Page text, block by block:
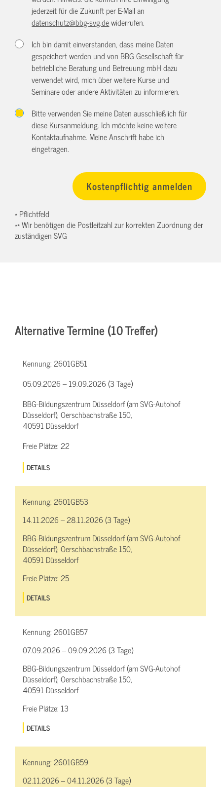
jederzeit für die Zukunft per E-Mail an
datenschutz@bbg-svg.dewiderrufen.
Ich bin damit einverstanden, dass meine Daten
gespeichert werden und von BBG Gesellschaft für
betriebliche Beratung und Betreuung mbH dazu
verwendet wird, mich über weitere Kurse und
Seminare oder andere Aktivitäten zu informieren.
Bitte verwenden Sie meine Daten ausschließlich für
diese Kursanmeldung. Ich möchte keine weitere
Kontaktaufnahme. Meine Anschrift habe ich
eingetragen.
* Pflichtfeld
** Wir benötigen die Postleitzahl zur korrekten Zuordnung der
zuständigen SVG
Alternative Termine (10 Treffer)
Kennung:2601GB51
05.09.2026 – 19.09.2026 (3 Tage)
BBG-Bildungszentrum Düsseldorf (am SVG-Autohof
Düsseldorf), Oerschbachstraße 150,
40591 Düsseldorf
Freie Plätze:22
DETAILS
Kennung:2601GB53
14.11.2026 – 28.11.2026 (3 Tage)
BBG-Bildungszentrum Düsseldorf (am SVG-Autohof
Düsseldorf), Oerschbachstraße 150,
40591 Düsseldorf
Freie Plätze:25
DETAILS
Kennung:2601GB57
07.09.2026 – 09.09.2026 (3 Tage)
BBG-Bildungszentrum Düsseldorf (am SVG-Autohof
Düsseldorf), Oerschbachstraße 150,
40591 Düsseldorf
Freie Plätze: 13
DETAILS
Kennung:2601GB59
02.11.2026 – 04.11.2026 (3 Tage)